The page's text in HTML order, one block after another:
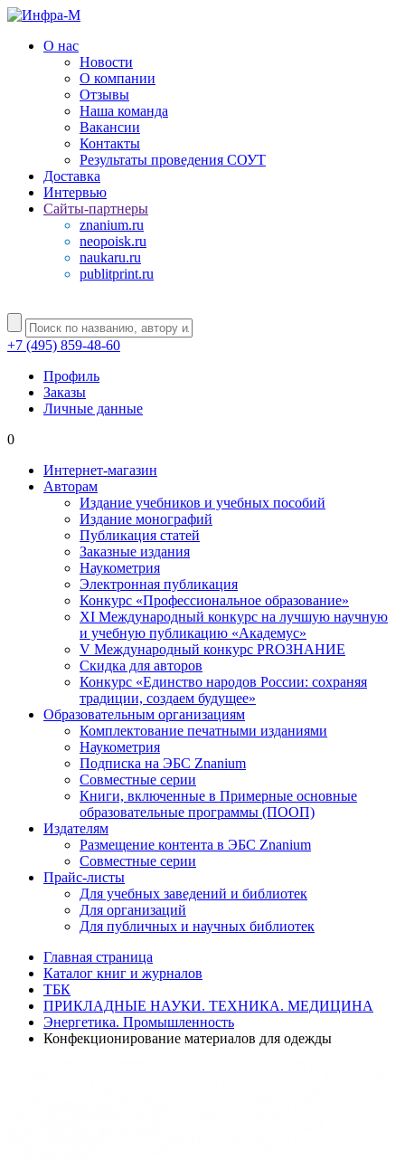
О нас
Новости
О компании
Отзывы
Наша команда
Вакансии
Контакты
Результаты проведения СОУТ
Доставка
Интервью
Сайты-партнеры
znanium.ru
neopoisk.ru
naukaru.ru
publitprint.ru
+7 (495) 859-48-60
Профиль
Заказы
Личные данные
0
Интернет-магазин
Авторам
Издание учебников и учебных пособий
Издание монографий
Публикация статей
Заказные издания
Наукометрия
Электронная публикация
Конкурс «Профессиональное образование»
XI Международный конкурс на лучшую научную
и учебную публикацию «Академус»
V Международный конкурс PROЗНАНИЕ
Скидка для авторов
Конкурс «Единство народов России: сохраняя
традиции, создаем будущее»
Образовательным организациям
Комплектование печатными изданиями
Наукометрия
Подписка на ЭБС Znanium
Совместные серии
Книги, включенные в Примерные основные
образовательные программы (ПООП)
Издателям
Размещение контента в ЭБС Znanium
Совместные серии
Прайс-листы
Для учебных заведений и библиотек
Для организаций
Для публичных и научных библиотек
Главная страница
Каталог книг и журналов
ТБК
ПРИКЛАДНЫЕ НАУКИ. ТЕХНИКА. МЕДИЦИНА
Энергетика. Промышленность
Конфекционирование материалов для одежды